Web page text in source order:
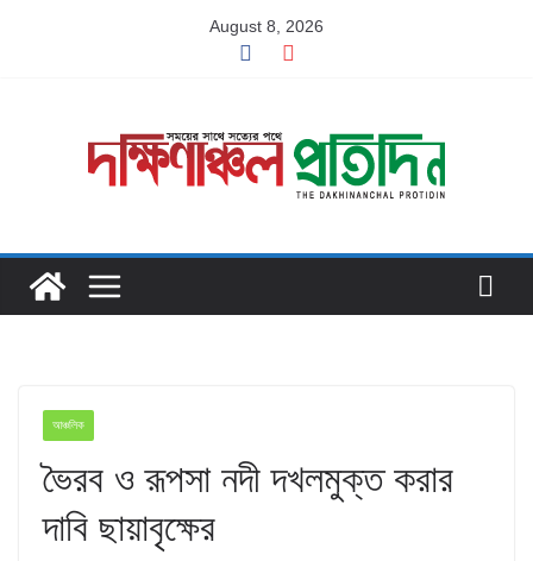
August 8, 2026
আঞ্চলিক
ভৈরব ও রূপসা নদী দখলমুক্ত করার
দাবি ছায়াবৃক্ষের